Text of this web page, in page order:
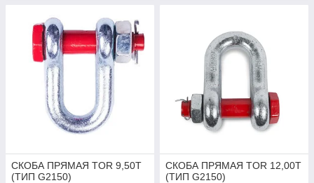
СКОБА ПРЯМАЯ TOR 9,50Т
(ТИП G2150)
СКОБА ПРЯМАЯ TOR 12,00Т
(ТИП G2150)